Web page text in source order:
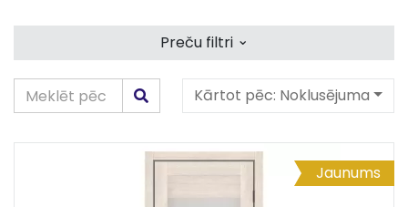
Preču filtri ⌄
Kārtot pēc: Noklusējuma
Jaunums